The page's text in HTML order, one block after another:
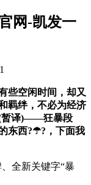
网-凯发一
些空闲时间，却又
羁绊，不必为经济
(暂译)——狂暴段
东西?☂?，下面我
全新关键字“暴